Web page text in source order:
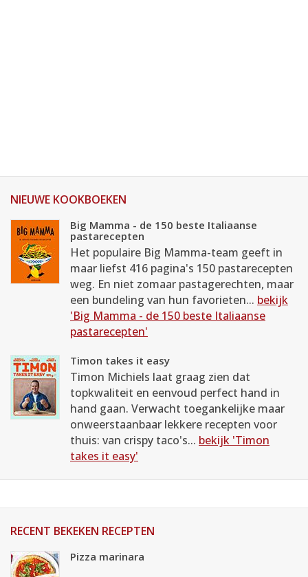
NIEUWE KOOKBOEKEN
Big Mamma - de 150 beste Italiaanse
pastarecepten
Het populaire Big Mamma-team geeft in
maar liefst 416 pagina's 150 pastarecepten
weg. En niet zomaar pastagerechten, maar
een bundeling van hun favorieten... bekijk
'Big Mamma - de 150 beste Italiaanse
pastarecepten'
Timon takes it easy
Timon Michiels laat graag zien dat
topkwaliteit en eenvoud perfect hand in
hand gaan. Verwacht toegankelijke maar
onweerstaanbaar lekkere recepten voor
thuis: van crispy taco's... bekijk 'Timon
takes it easy'
RECENT BEKEKEN RECEPTEN
Pizza marinara